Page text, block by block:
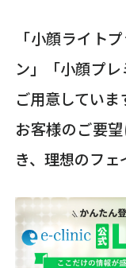
「小顔ライト
ン」「小顔プ
ご用意していま
お客様のご要
き、理想のフェ